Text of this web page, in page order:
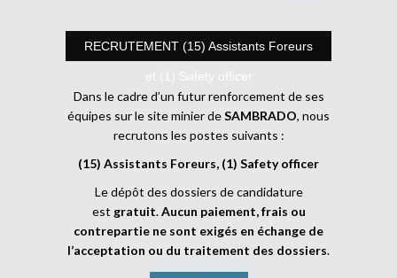
RECRUTEMENT (15) Assistants Foreurs
et (1) Safety officer
Dans le cadre d’un futur renforcement de ses
équipes sur le site minier deSAMBRADO, nous
recrutons les postes suivants :
(15) Assistants Foreurs, (1) Safety officer
Le dépôt des dossiers de candidature
est gratuit.Aucun paiement, frais ou
contrepartie ne sont exigés en échange de
l’acceptation ou du traitement des dossiers.